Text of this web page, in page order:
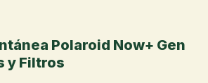
Polaroid Now+ Gen
y Filtros